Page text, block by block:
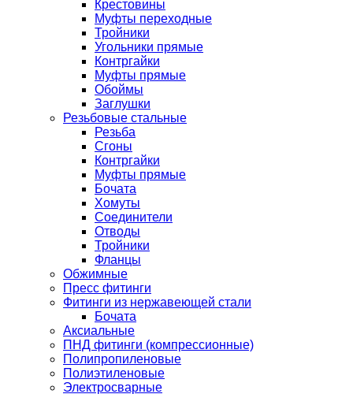
Крестовины
Муфты переходные
Тройники
Угольники прямые
Контргайки
Муфты прямые
Обоймы
Заглушки
Резьбовые стальные
Резьба
Сгоны
Контргайки
Муфты прямые
Бочата
Хомуты
Соединители
Отводы
Тройники
Фланцы
Обжимные
Пресс фитинги
Фитинги из нержавеющей стали
Бочата
Аксиальные
ПНД фитинги (компрессионные)
Полипропиленовые
Полиэтиленовые
Электросварные